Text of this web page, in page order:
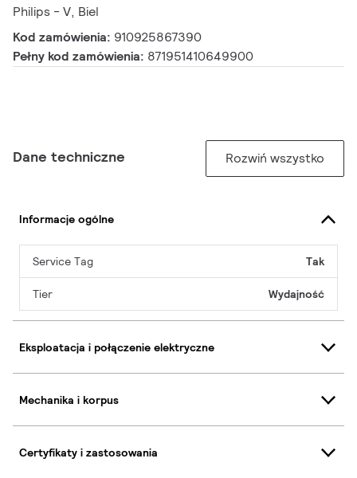
Philips - V, Biel
Kod zamówienia: 910925867390
Pełny kod zamówienia: 871951410649900
Dane techniczne Rozwiń wszystko
Informacje ogólne
Service Tag Tak
Tier Wydajność
Eksploatacja i połączenie elektryczne
Mechanika i korpus
Certyfikaty i zastosowania